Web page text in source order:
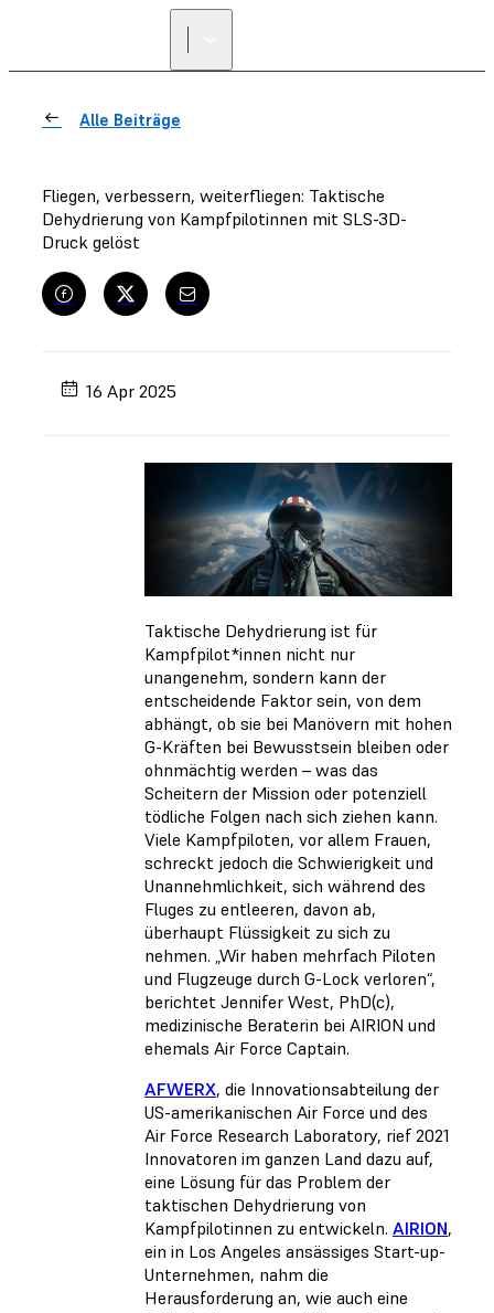
Alle Beiträge
Fliegen, verbessern, weiterfliegen: Taktische
Dehydrierung von Kampfpilotinnen mit SLS-3D-
Druck gelöst
16 Apr 2025
Taktische Dehydrierung ist für
Kampfpilot*innen nicht nur
unangenehm, sondern kann der
entscheidende Faktor sein, von dem
abhängt, ob sie bei Manövern mit hohen
G-Kräften bei Bewusstsein bleiben oder
ohnmächtig werden – was das
Scheitern der Mission oder potenziell
tödliche Folgen nach sich ziehen kann.
Viele Kampfpiloten, vor allem Frauen,
schreckt jedoch die Schwierigkeit und
Unannehmlichkeit, sich während des
Fluges zu entleeren, davon ab,
überhaupt Flüssigkeit zu sich zu
nehmen. „Wir haben mehrfach Piloten
und Flugzeuge durch G-Lock verloren“,
berichtet Jennifer West, PhD(c),
medizinische Beraterin bei AIRION und
ehemals Air Force Captain.
AFWERX, die Innovationsabteilung der
US-amerikanischen Air Force und des
Air Force Research Laboratory, rief 2021
Innovatoren im ganzen Land dazu auf,
eine Lösung für das Problem der
taktischen Dehydrierung von
Kampfpilotinnen zu entwickeln. AIRION,
ein in Los Angeles ansässiges Start-up-
Unternehmen, nahm die
Herausforderung an, wie auch eine